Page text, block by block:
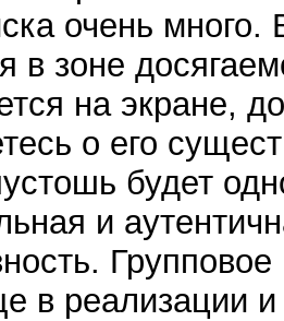
очень много.
в зоне
на экране,
о его
будет
и
в реализации